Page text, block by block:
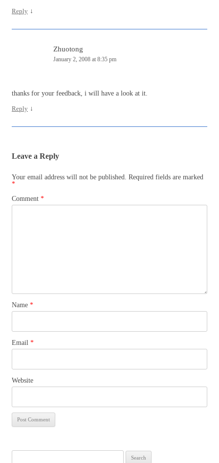
Reply ↓
Zhuotong
January 2, 2008 at 8:35 pm
thanks for your feedback, i will have a look at it.
Reply ↓
Leave a Reply
Your email address will not be published. Required fields are marked
*
Comment *
Name *
Email *
Website